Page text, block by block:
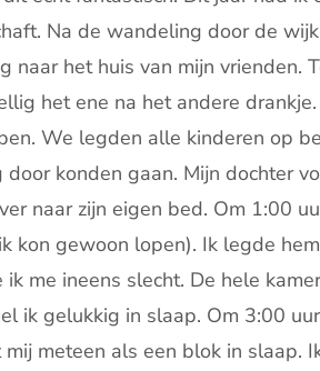
Na de wandeling door de
naar het huis van mijn vrienden.
het ene na het andere
We legden alle kinderen op
konden gaan. Mijn dochter
naar zijn eigen bed. Om 1:00
kon gewoon lopen). Ik legde
me ineens slecht. De hele
ik gelukkig in slaap. Om 3:00
meteen als een blok in slaap.